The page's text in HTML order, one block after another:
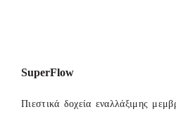
SuperFlow
Πιεστικά δοχεία εναλλάξιμης